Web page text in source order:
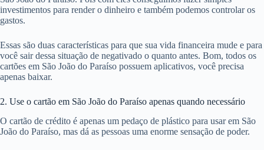
investimentos para render o dinheiro e também podemos controlar os
gastos.
Essas são duas características para que sua vida financeira mude e para
você sair dessa situação de negativado o quanto antes. Bom, todos os
cartões em São João do Paraíso possuem aplicativos, você precisa
apenas baixar.
2. Use o cartão em São João do Paraíso apenas quando necessário
O cartão de crédito é apenas um pedaço de plástico para usar em São
João do Paraíso, mas dá as pessoas uma enorme sensação de poder.